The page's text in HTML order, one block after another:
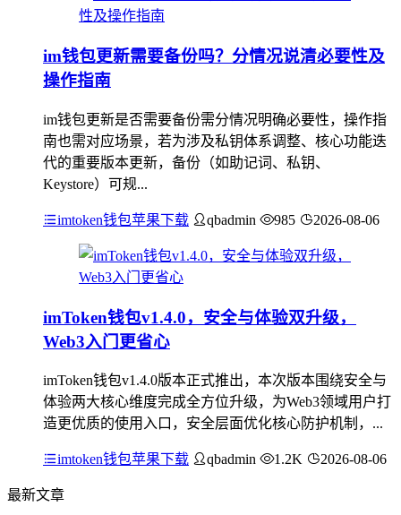
im钱包更新需要备份吗？分情况说清必要性及
操作指南
im钱包更新是否需要备份需分情况明确必要性，操作指
南也需对应场景，若为涉及私钥体系调整、核心功能迭
代的重要版本更新，备份（如助记词、私钥、
Keystore）可规...
imtoken钱包苹果下载 qbadmin 985 2026-08-06
imToken钱包v1.4.0，安全与体验双升级，
Web3入门更省心
imToken钱包v1.4.0版本正式推出，本次版本围绕安全与
体验两大核心维度完成全方位升级，为Web3领域用户打
造更优质的使用入口，安全层面优化核心防护机制，...
imtoken钱包苹果下载 qbadmin 1.2K 2026-08-06
最新文章